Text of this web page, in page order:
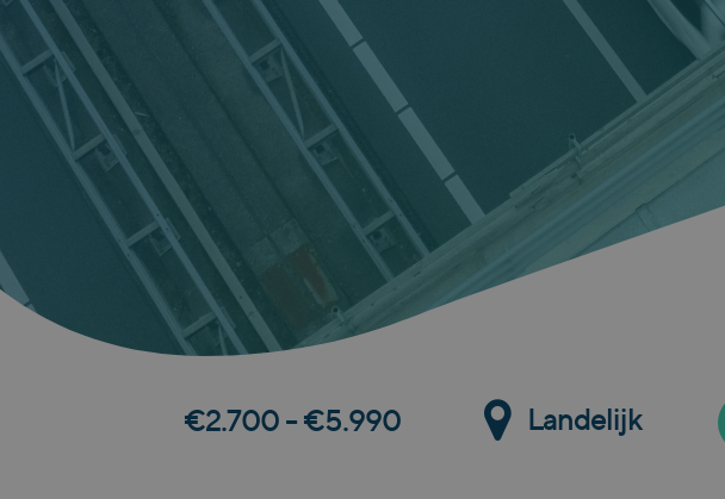
€2.700 - €5.990 Landelijk